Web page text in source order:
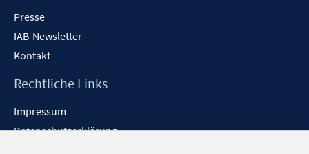
Presse
IAB-Newsletter
Kontakt
Rechtliche Links
Impressum
Datenschutzerklärung